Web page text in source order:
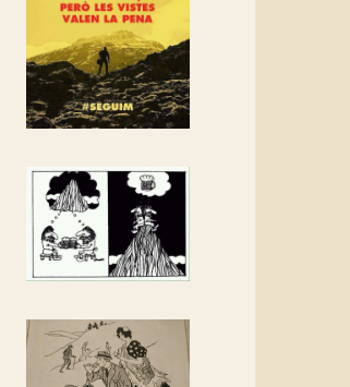
Rebem un diploma dels
Amics de Sant Aniol
Els Centpeus estem
recuperació del refugi i de
l'entorn de Sant Aniol